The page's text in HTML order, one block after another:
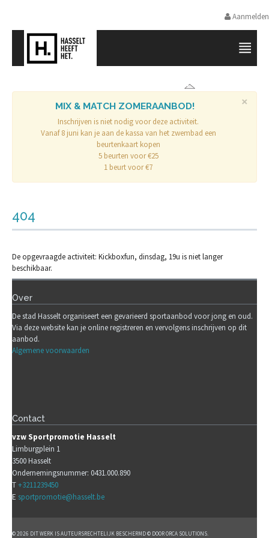
Aanmelden
SPORTPROMOTIE HASSELT
×
MIX & MATCH ZOMERAANBOD!
Inschrijven is niet nodig voor deze activiteit.
Vanaf 8 juni kan je aan de kassa van het zwembad een
beurtenkaart kopen
5 beurten voor €25
1 beurt voor €7
404
De opgevraagde activiteit: Kickboxfun, dinsdag, 19u is niet langer
beschikbaar.
Over
De stad Hasselt organiseert een gevarieerd sportaanbod voor jong en oud.
Via deze website kan je online registreren en vervolgens inschrijven op dit
aanbod.
Algemene voorwaarden
Contact
vzw Sportpromotie Hasselt
Limburgplein 1
3500 Hasselt
Ondernemingsnummer: 0431.000.890
T+3211239450
E sportpromotie@hasselt.be
© 2026 DIT WERK IS AUTEURSRECHTELIJK BESCHERMD © DOOR ORCA SOLUTIONS.